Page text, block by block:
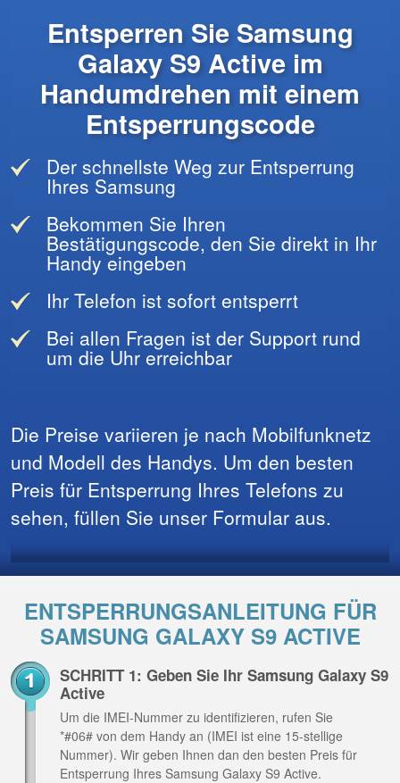
Entsperren Sie Samsung
Galaxy S9 Active im
Handumdrehen mit einem
Entsperrungscode
Der schnellste Weg zur Entsperrung
Ihres Samsung
Bekommen Sie Ihren
Bestätigungscode, den Sie direkt in Ihr
Handy eingeben
Ihr Telefon ist sofort entsperrt
Bei allen Fragen ist der Support rund
um die Uhr erreichbar
Die Preise variieren je nach Mobilfunknetz
und Modell des Handys. Um den besten
Preis für Entsperrung Ihres Telefons zu
sehen, füllen Sie unser Formular aus.
ENTSPERRUNGSANLEITUNG FÜR
SAMSUNG GALAXY S9 ACTIVE
SCHRITT 1: Geben Sie Ihr Samsung Galaxy S9
Active
Um die IMEI-Nummer zu identifizieren, rufen Sie
*#06# von dem Handy an (IMEI ist eine 15-stellige
Nummer). Wir geben Ihnen dan den besten Preis für
Entsperrung Ihres Samsung Galaxy S9 Active.